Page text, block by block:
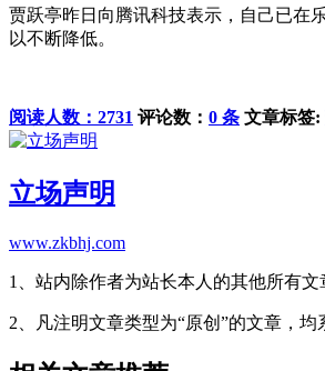
贾跃亭昨日向腾讯科技表示，自己已在
以不断降低。
阅读人数：2731 评论数： 0 条 文章标签:
立场声明
www.zkbhj.com
1、站内除作者为站长本人的其他所有
2、凡注明文章类型为“原创”的文章，